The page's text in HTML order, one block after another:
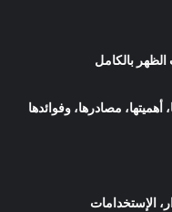
بالكامل
الإستخدامات